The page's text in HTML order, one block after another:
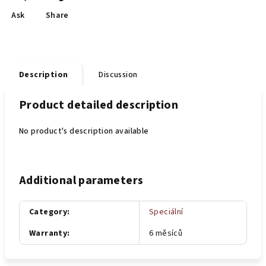
Ask Share
Description Discussion
Product detailed description
No product's description available
Additional parameters
Category:
Speciální
Warranty: 6 měsíců